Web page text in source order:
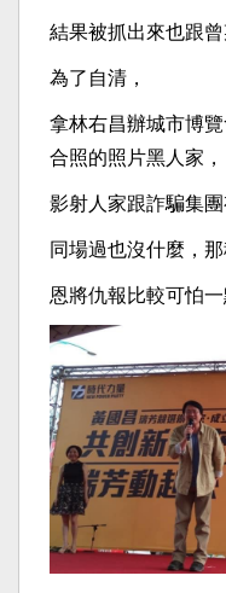
結果被抓出來也跟曾
為了自清，
拿林右昌辦城市博
合照的照片黑人家，
影射人家跟詐騙集團
同場過也沒什麼，
恩將仇報比較可怕一